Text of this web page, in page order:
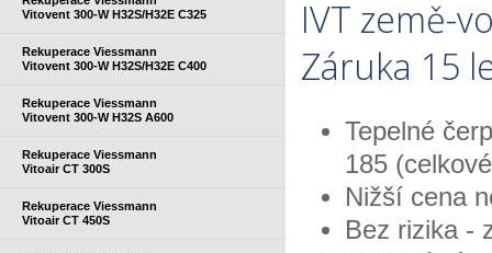
Vitovent 300-W H32S/H32E C325
Rekuperace Viessmann
Vitovent 300-W H32S/H32E C400
Rekuperace Viessmann
Vitovent 300-W H32S A600
Rekuperace Viessmann
Vitoair CT 300S
Rekuperace Viessmann
Vitoair CT 450S
IVT země-
Záruka 15
Tepelné
185
Nižší cena
Bez rizika -